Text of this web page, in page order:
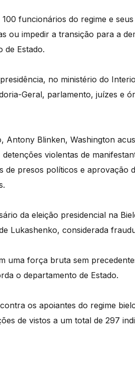
funcionários do regime e seus
ou impedir a transição para a
de Estado.
no ministério do
Geral, parlamento, juízes e
Antony Blinken, Washington
violentas de
de presos políticos e aprovação
da eleição presidencial na
Lukashenko, considerada
uma força bruta sem
o departamento de Estado.
os apoiantes do regime
de vistos a um total de 297